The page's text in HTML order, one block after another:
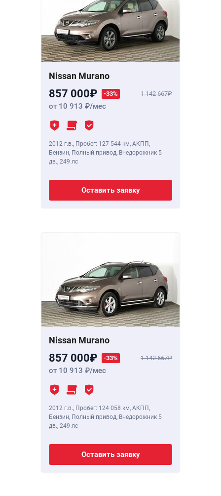
Nissan Murano
857 000 -33% 1 142 667
от 10 913 /мес
2012 г.в., Пробег: 127 544 км, АКПП,
Бензин, Полный привод, Внедорожник 5
дв., 249 лс
Оставить заявку
Nissan Murano
857 000 -33% 1 142 667
от 10 913 /мес
2012 г.в., Пробег: 124 058 км, АКПП,
Бензин, Полный привод, Внедорожник 5
дв., 249 лс
Оставить заявку